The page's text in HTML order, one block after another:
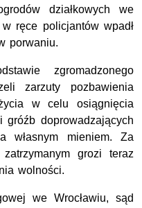
działkowych we
ręce policjantów wpadł
porwaniu.
zgromadzonego
zarzuty pozbawienia
w celu osiągnięcia
gróźb doprowadzających
własnym mieniem. Za
grozi teraz
wolności.
we Wrocławiu, sąd